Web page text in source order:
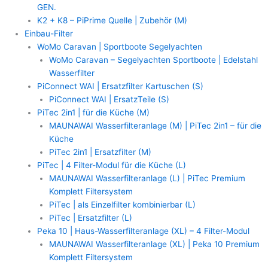
GEN.
K2 + K8 – PiPrime Quelle | Zubehör (M)
Einbau-Filter
WoMo Caravan | Sportboote Segelyachten
WoMo Caravan – Segelyachten Sportboote | Edelstahl
Wasserfilter
PiConnect WAI | Ersatzfilter Kartuschen (S)
PiConnect WAI | ErsatzTeile (S)
PiTec 2in1 | für die Küche (M)
MAUNAWAI Wasserfilteranlage (M) | PiTec 2in1 – für die
Küche
PiTec 2in1 | Ersatzfilter (M)
PiTec | 4 Filter-Modul für die Küche (L)
MAUNAWAI Wasserfilteranlage (L) | PiTec Premium
Komplett Filtersystem
PiTec | als Einzelfilter kombinierbar (L)
PiTec | Ersatzfilter (L)
Peka 10 | Haus-Wasserfilteranlage (XL) – 4 Filter-Modul
MAUNAWAI Wasserfilteranlage (XL) | Peka 10 Premium
Komplett Filtersystem